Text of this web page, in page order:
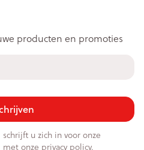
producten en promoties
u zich in voor onze
met onze privacy policy.